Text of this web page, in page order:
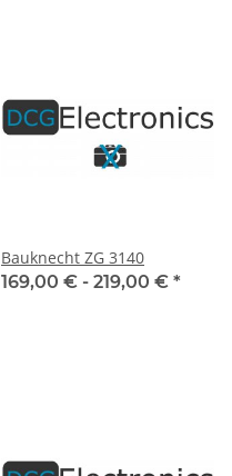
Bauknecht ZG 3140
169,00 € - 219,00 € *